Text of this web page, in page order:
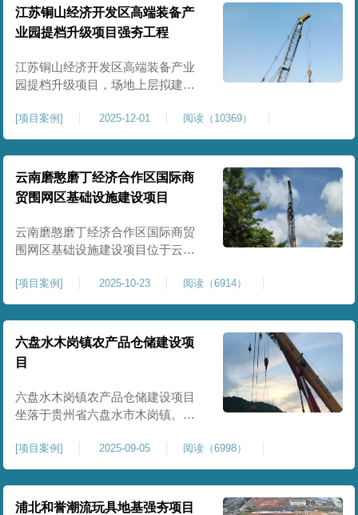
夯处理总面积20000㎡，施工范围为
陆域堆场B区围墙沿线及配套场地。
原场地土层松散、回填不均、固结
程度差，地基承载力较低，且堆
江苏铜山经济开发区高端装备产
业园提档升级项目强夯工程
江苏铜山经济开发区高端装备产业
园提档升级项目，场地上层拟建厂
施。占地面积约130000㎡.项目采用
强夯工艺对地基进行加固处理，确
保处理后地基承载力特征值
≥100kPa、压实系数≥0.94、压缩模
量≥5MPa，工程实施后将有效提升
场地整体承载力与均匀性，消除不
均匀沉降隐患，为园区高端装备产
业项目
[项目案例] 2025-12-01 阅读（10369）
云南磨憨磨丁经济合作区国际商
贸围网区基础设施建设项目
云南磨憨磨丁经济合作区国际商贸
围网区基础设施建设项目位于云南
商贸、口岸监管、通关查验的重要
基础设施工程。项目建设内容主要
为场地地基处理，处理总面积约 5
万平方米，采用强夯加固施工工
艺，通过全场地强夯提升地基承载
力、消除不均匀沉降，满足围网区
后续建（构）筑物及重型作业场地
使
[项目案例] 2025-10-23 阅读（6914）
六盘水木岗镇农产品仓储建设项
目
六盘水木岗镇农产品仓储建设项目
坐落于贵州省六盘水市木岗镇。场
房、分拣车间、配套附属用房等设
施。项目原始场地为新建建设用
地，土层分布不均、土体松散、天
然固结程度较低，地基整体承载力
[项目案例] 2025-09-05 阅读（6998）
浦北和誉潮流玩具地基强夯项目